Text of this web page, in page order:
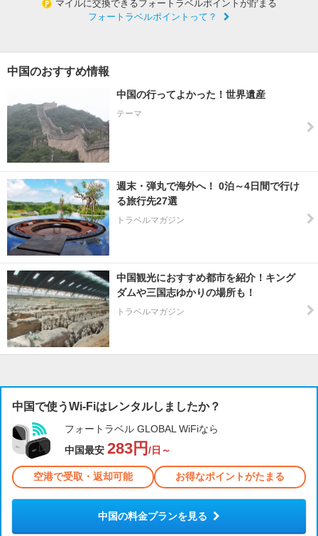
マイルに交換できるフォートラベルポイントが貯まる
フォートラベルポイントって？
中国のおすすめ情報
中国の行ってよかった！世界遺産
テーマ
週末・弾丸で海外へ！ 0泊～4日間で行け
る旅行先27選
トラベルマガジン
中国観光におすすめ都市を紹介！キング
ダムや三国志ゆかりの場所も！
トラベルマガジン
中国で使うWi-Fiはレンタルしましたか？
フォートラベル GLOBAL WiFiなら
中国最安 283円 /日～
空港で受取・返却可能 お得なポイントがたまる
中国の料金プランを見る